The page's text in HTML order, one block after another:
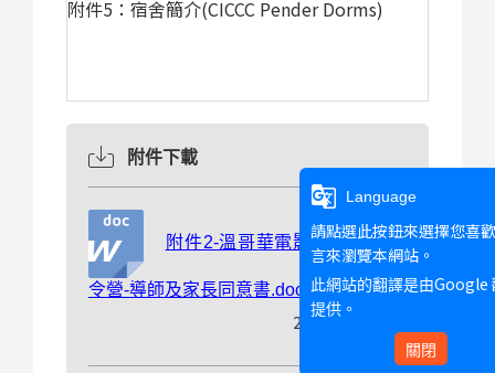
附件5 ：宿舍簡介(CICCC Pender Dorms)
附件下載
附件2-溫哥華電影學院2025夏
令營-導師及家長同意書.docx
247 B 2025-02-19
g_translate Language
請點選此按鈕來選擇您喜
言來瀏覽本網站。
此網站的翻譯是由Google
提供。
關閉